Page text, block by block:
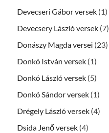
Devecseri Gábor versek (1)
Devecsery László versek (7)
Donászy Magda versei (23)
Donkó István versek (1)
Donkó László versek (5)
Donkó Sándor versek (1)
Drégely László versek (4)
Dsida Jenő versek (4)